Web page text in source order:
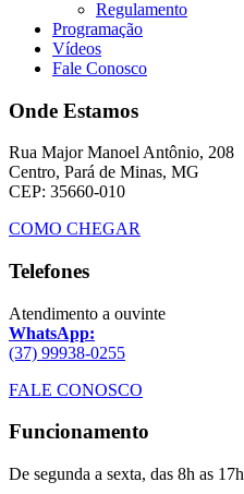
Regulamento
Programação
Vídeos
Fale Conosco
Onde Estamos
Rua Major Manoel Antônio, 208
Centro, Pará de Minas, MG
CEP: 35660-010
COMO CHEGAR
Telefones
Atendimento a ouvinte
WhatsApp:
(37) 99938-0255
FALE CONOSCO
Funcionamento
De segunda a sexta, das 8h as 17h